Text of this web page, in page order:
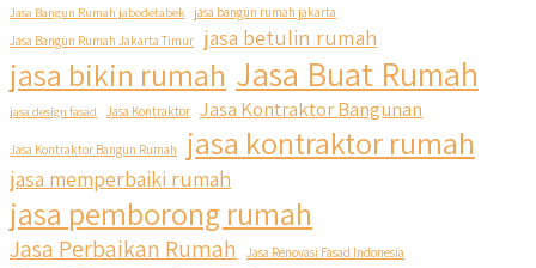
Jasa Bangun Rumah jabodetabek
jasa bangun rumah jakarta
Jasa Bangun Rumah Jakarta Timur
jasa betulin rumah
jasa bikin rumah Jasa Buat Rumah
jasa design fasad Jasa Kontraktor Jasa Kontraktor Bangunan
Jasa Kontraktor Bangun Rumah jasa kontraktor rumah
jasa memperbaiki rumah
jasa pemborong rumah
Jasa Perbaikan Rumah Jasa Renovasi Fasad Indonesia